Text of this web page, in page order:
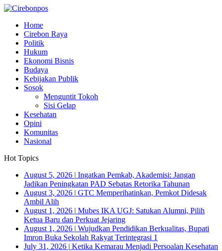
Home
Cirebon Raya
Politik
Hukum
Ekonomi Bisnis
Budaya
Kebijakan Publik
Sosok
Menguntit Tokoh
Sisi Gelap
Kesehatan
Opini
Komunitas
Nasional
Hot Topics
August 5, 2026 | Ingatkan Pemkab, Akademisi: Jangan
Jadikan Peningkatan PAD Sebatas Retorika Tahunan
August 3, 2026 | GTC Memperihatinkan, Pemkot Didesak
Ambil Alih
August 1, 2026 | Mubes IKA UGJ: Satukan Alumni, Pilih
Ketua Baru dan Perkuat Jejaring
August 1, 2026 | Wujudkan Pendidikan Berkualitas, Bupati
Imron Buka Sekolah Rakyat Terintegrasi 1
July 31, 2026 | Ketika Kemarau Menjadi Persoalan Kesehatan